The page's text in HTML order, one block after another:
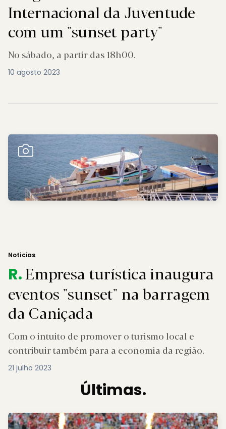
Internacional da Juventude
com um "sunset party"
No sábado, a partir das 18h00.
10 agosto 2023
Notícias
R.Empresa turística inaugura
eventos "sunset" na barragem
da Caniçada
Com o intuito de promover o turismo local e
contribuir também para a economia da região.
21 julho 2023
Últimas.